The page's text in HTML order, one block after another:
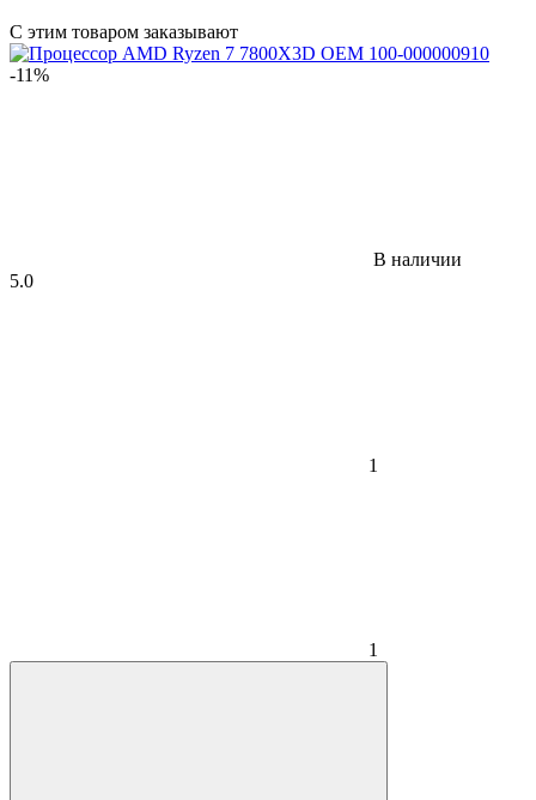
С этим товаром заказывают
-11%
В наличии
5.0
1
1